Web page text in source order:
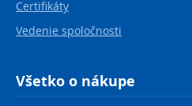
Certifikáty
Vedenie spoločnosti
Všetko o nákupe